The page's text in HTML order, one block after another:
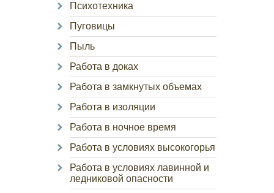
Психотехника
Пуговицы
Пыль
Работа в доках
Работа в замкнутых объемах
Работа в изоляции
Работа в ночное время
Работа в условиях высокогорья
Работа в условиях лавинной и
ледниковой опасности